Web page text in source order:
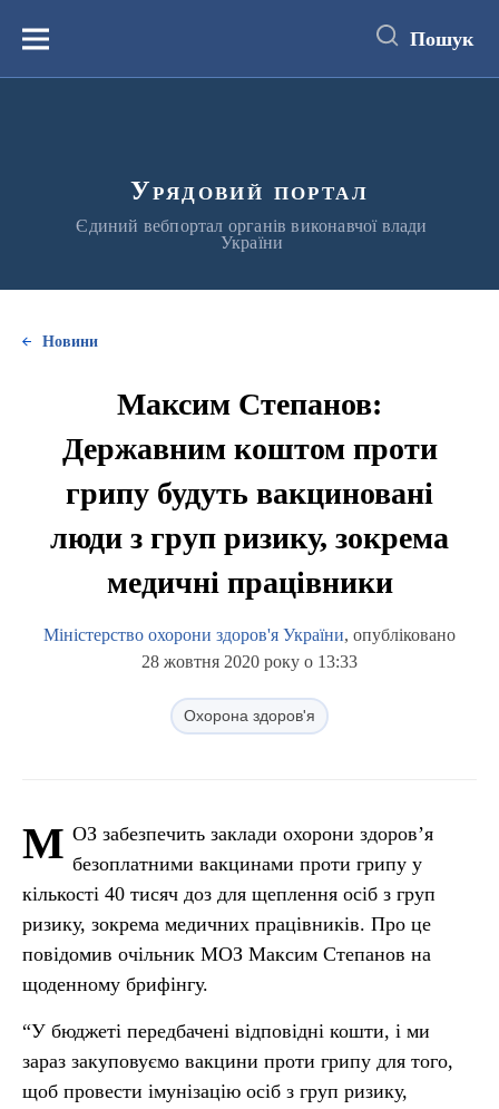
вмістуМеню Пошук
Урядовий портал
Єдиний вебпортал органів виконавчої влади
України
Новини
Максим Степанов:
Державним коштом проти
грипу будуть вакциновані
люди з груп ризику, зокрема
медичні працівники
Міністерство охорони здоров'я України, опубліковано
28 жовтня 2020 року о 13:33
Охорона здоров'я
М ОЗ забезпечить заклади охорони здоров’я
безоплатними вакцинами проти грипу у
кількості 40 тисяч доз для щеплення осіб з груп
ризику, зокрема медичних працівників. Про це
повідомив очільник МОЗ Максим Степанов на
щоденному брифінгу.
“У бюджеті передбачені відповідні кошти, і ми
зараз закуповуємо вакцини проти грипу для того,
щоб провести імунізацію осіб з груп ризику,